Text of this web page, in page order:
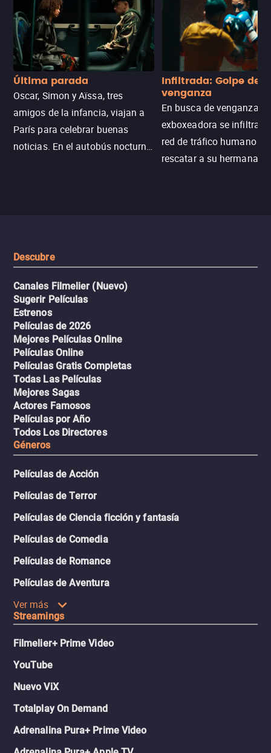
Última parada
Oscar, Simon y Aïssa, tres
amigos de la infancia, viajan a
París para celebrar buenas
noticias. En el autobús nocturno
Infiltrada: Golpe de
venganza
En busca de venganza,
exboxeadora se infiltra
red de tráfico humano
rescatar a su hermana
Descubre
Canales Filmelier (Nuevo)
Sugerir Películas
Estrenos
Películas de 2026
Mejores Películas Online
Películas Online
Películas Gratis Completas
Todas Las Películas
Mejores Sagas
Actores Famosos
Películas por Año
Todos Los Directores
Géneros
Películas de Acción
Películas de Terror
Películas de Ciencia ficción y fantasía
Películas de Comedia
Películas de Romance
Películas de Aventura
Ver más
Streamings
Filmelier+ Prime Video
YouTube
Nuevo ViX
Totalplay On Demand
Adrenalina Pura+ Prime Video